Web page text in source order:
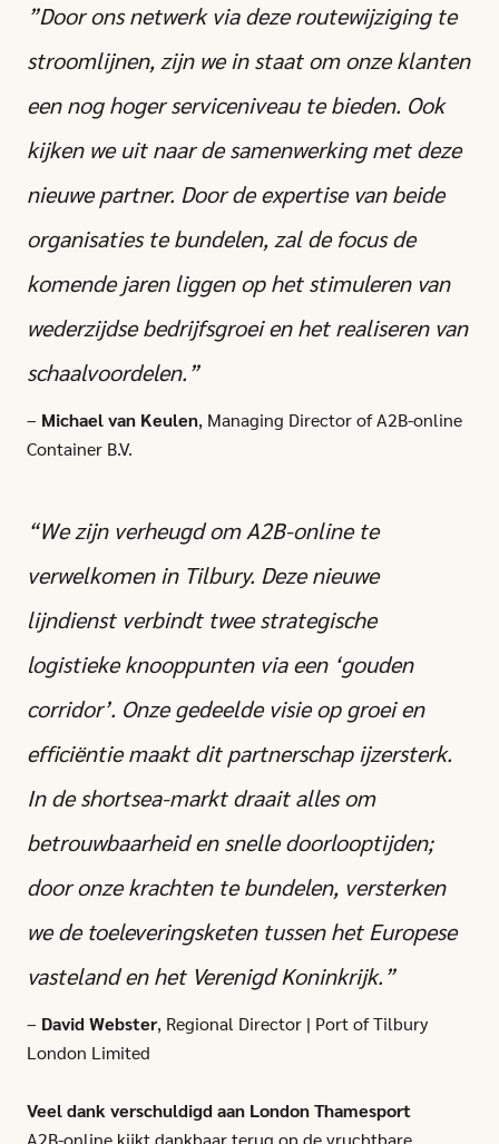
”Door ons netwerk via deze routewijziging te
stroomlijnen, zijn we in staat om onze klanten
een nog hoger serviceniveau te bieden. Ook
kijken we uit naar de samenwerking met deze
nieuwe partner. Door de expertise van beide
organisaties te bundelen, zal de focus de
komende jaren liggen op het stimuleren van
wederzijdse bedrijfsgroei en het realiseren van
schaalvoordelen.”
– Michael van Keulen, Managing Director of A2B-online
Container B.V.
“We zijn verheugd om A2B-online te
verwelkomen in Tilbury. Deze nieuwe
lijndienst verbindt twee strategische
logistieke knooppunten via een ‘gouden
corridor’. Onze gedeelde visie op groei en
efficiëntie maakt dit partnerschap ijzersterk.
In de shortsea-markt draait alles om
betrouwbaarheid en snelle doorlooptijden;
door onze krachten te bundelen, versterken
we de toeleveringsketen tussen het Europese
vasteland en het Verenigd Koninkrijk.”
– David Webster, Regional Director | Port of Tilbury
London Limited
Veel dank verschuldigd aan London Thamesport
A2B-online kijkt dankbaar terug op de vruchtbare